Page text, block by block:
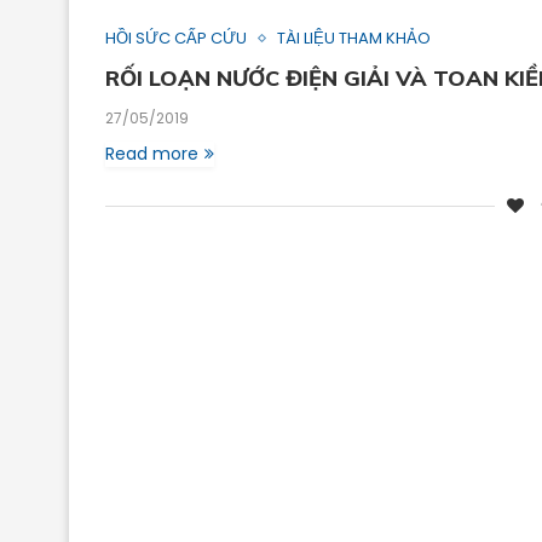
HỒI SỨC CẤP CỨU TÀI LIỆU THAM KHẢO
RỐI LOẠN NƯỚC ĐIỆN GIẢI VÀ TOAN
27/05/2019
Read more